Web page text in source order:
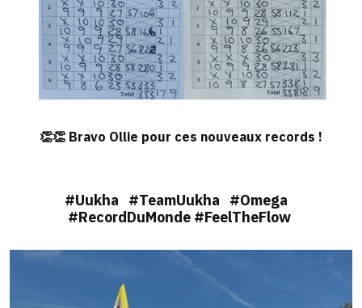
👏👏 Bravo Ollie pour ces nouveaux records !
#Uukha #TeamUukha #Omega
#RecordDuMonde #FeelTheFlow